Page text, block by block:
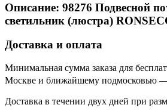
Описание: 98276 Подвесной
светильник (люстра)
Доставка и оплата
Минимальная сумма заказа для
Москве и ближайшему подмосковью
Доставка в течении двух дней при